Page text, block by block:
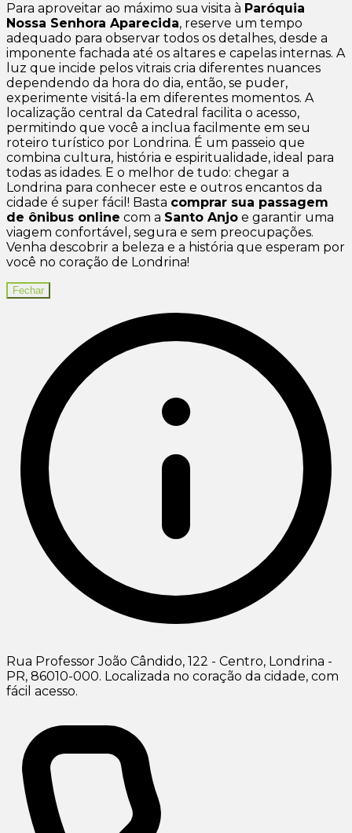
Para aproveitar ao máximo sua visita à Paróquia
Nossa Senhora Aparecida, reserve um tempo
adequado para observar todos os detalhes, desde a
imponente fachada até os altares e capelas internas. A
luz que incide pelos vitrais cria diferentes nuances
dependendo da hora do dia, então, se puder,
experimente visitá-la em diferentes momentos. A
localização central da Catedral facilita o acesso,
permitindo que você a inclua facilmente em seu
roteiro turístico por Londrina. É um passeio que
combina cultura, história e espiritualidade, ideal para
todas as idades. E o melhor de tudo: chegar a
Londrina para conhecer este e outros encantos da
cidade é super fácil! Basta comprar sua passagem
de ônibus online com a Santo Anjo e garantir uma
viagem confortável, segura e sem preocupações.
Venha descobrir a beleza e a história que esperam por
você no coração de Londrina!
Fechar
Rua Professor João Cândido, 122 - Centro, Londrina -
PR, 86010-000. Localizada no coração da cidade, com
fácil acesso.